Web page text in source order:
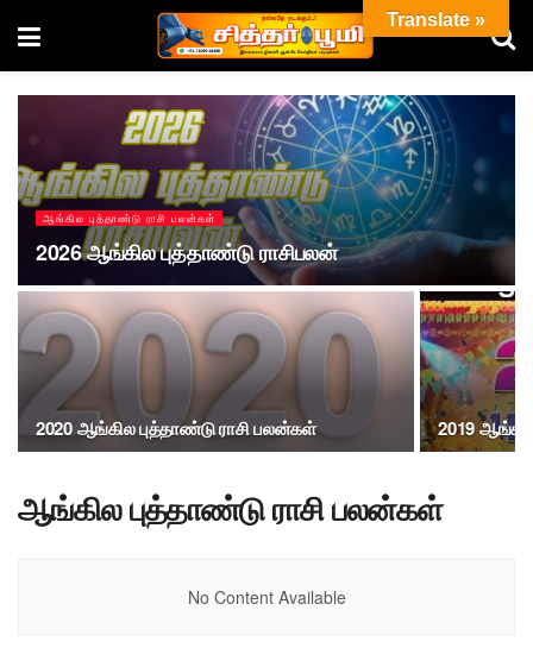
ஆங்கில புத்தாண்டு ராசி பலன்கள்
2026 ஆங்கில புத்தாண்டு ராசிபலன்
2020 ஆங்கில புத்தாண்டு ராசி பலன்கள் 2019
ஆங்கில புத்தாண்டு ராசி பலன்கள்
No Content Available
Translate »